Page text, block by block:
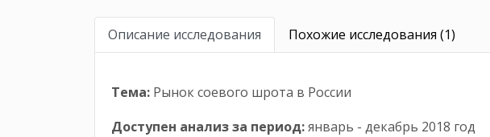
Описание исследования Похожие исследования (1)
Тема: Рынок соевого шрота в России
Доступен анализ за период:январь - декабрь 2018 год